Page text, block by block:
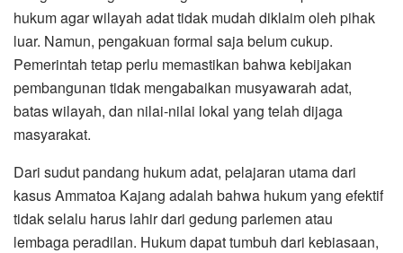
hukum agar wilayah adat tidak mudah diklaim oleh pihak
luar. Namun, pengakuan formal saja belum cukup.
Pemerintah tetap perlu memastikan bahwa kebijakan
pembangunan tidak mengabaikan musyawarah adat,
batas wilayah, dan nilai-nilai lokal yang telah dijaga
masyarakat.
Dari sudut pandang hukum adat, pelajaran utama dari
kasus Ammatoa Kajang adalah bahwa hukum yang efektif
tidak selalu harus lahir dari gedung parlemen atau
lembaga peradilan. Hukum dapat tumbuh dari kebiasaan,